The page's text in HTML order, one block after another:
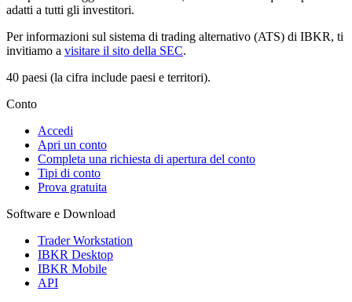
adatti a tutti gli investitori.
Per informazioni sul sistema di trading alternativo (ATS) di IBKR, ti
invitiamo a visitare il sito della SEC.
40 paesi (la cifra include paesi e territori).
Conto
Accedi
Apri un conto
Completa una richiesta di apertura del conto
Tipi di conto
Prova gratuita
Software e Download
Trader Workstation
IBKR Desktop
IBKR Mobile
API